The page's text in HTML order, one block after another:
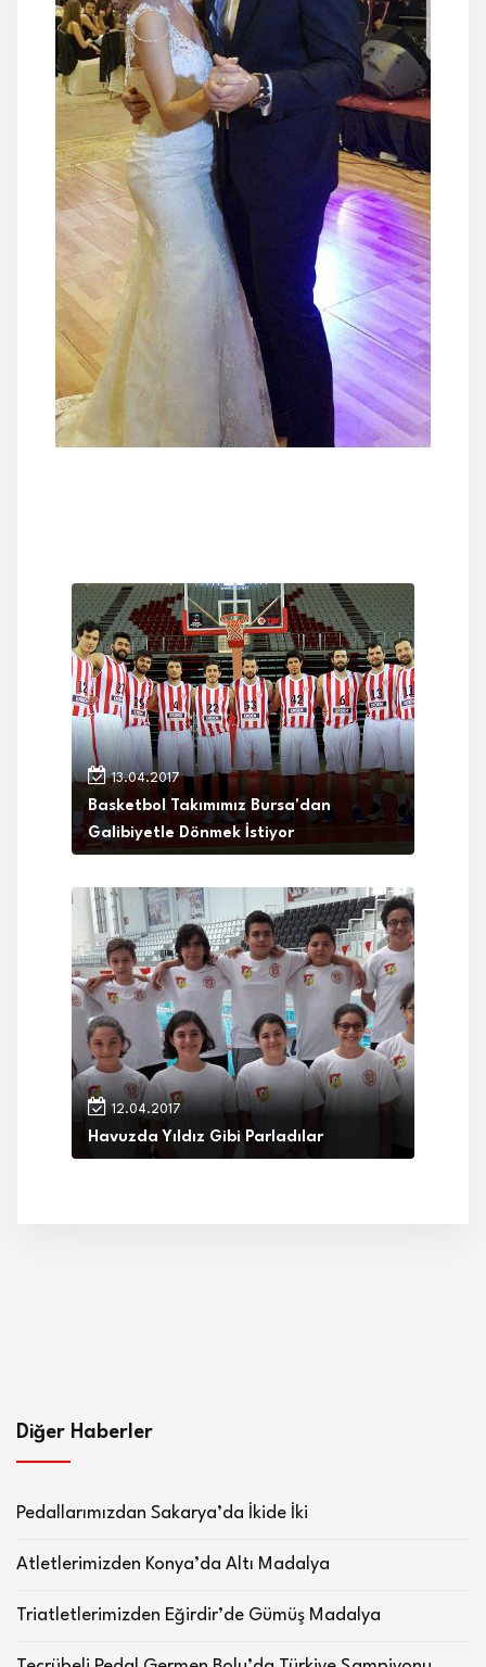
13.04.2017
Basketbol Takımımız Bursa'dan
Galibiyetle Dönmek İstiyor
12.04.2017
Havuzda Yıldız Gibi Parladılar
Diğer Haberler
Pedallarımızdan Sakarya’da İkide İki
Atletlerimizden Konya’da Altı Madalya
Triatletlerimizden Eğirdir’de Gümüş Madalya